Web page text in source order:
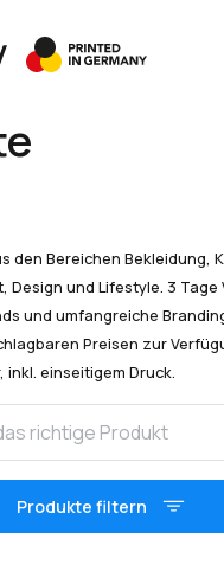
den Bereichen Bekleidung,
Design und Lifestyle. 3 Tage
und umfangreiche
Preisen zur
einseitigem Druck.
Produkte filtern